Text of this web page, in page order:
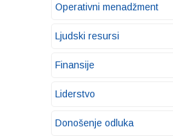
Operativni menadžment
Ljudski resursi
Finansije
Liderstvo
Donošenje odluka